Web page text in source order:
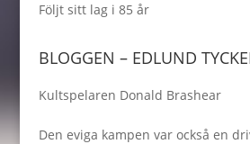
Följt sitt lag i 85 år
BLOGGEN – EDLUND
Kultspelaren Donald Brashear
Den eviga kampen var också en